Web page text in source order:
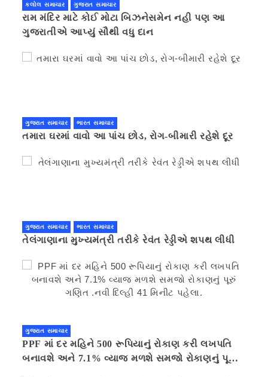
કલોલ સમાચાર ગુજરાત સમાચાર
રામ મંદિર માટે કોઈ મોટા બિઝનેસમેન નહી પણ આ
ગુજરાતીએ આપ્યું સૌથી વધુ દાન
ગુજરાત સમાચાર ભારત સમાચાર
તમારા ઘરમાં વાવો આ પાંચ છોડ, રોગ-બીમારી રહેશે દૂર
ગુજરાત સમાચાર ભારત સમાચાર
તેલંગાણાના મુખ્યમંત્રી તરીકે રેવંત રેડ્ડીએ શપથ લીધી
ગુજરાત સમાચાર
PPF માં દર મહિને 500 રૂપિયાનું રોકાણ કરી લખપતિ
બનાવશે અને 7.1% વ્યાજ મળશે સમજો રોકાણનું પૂરું